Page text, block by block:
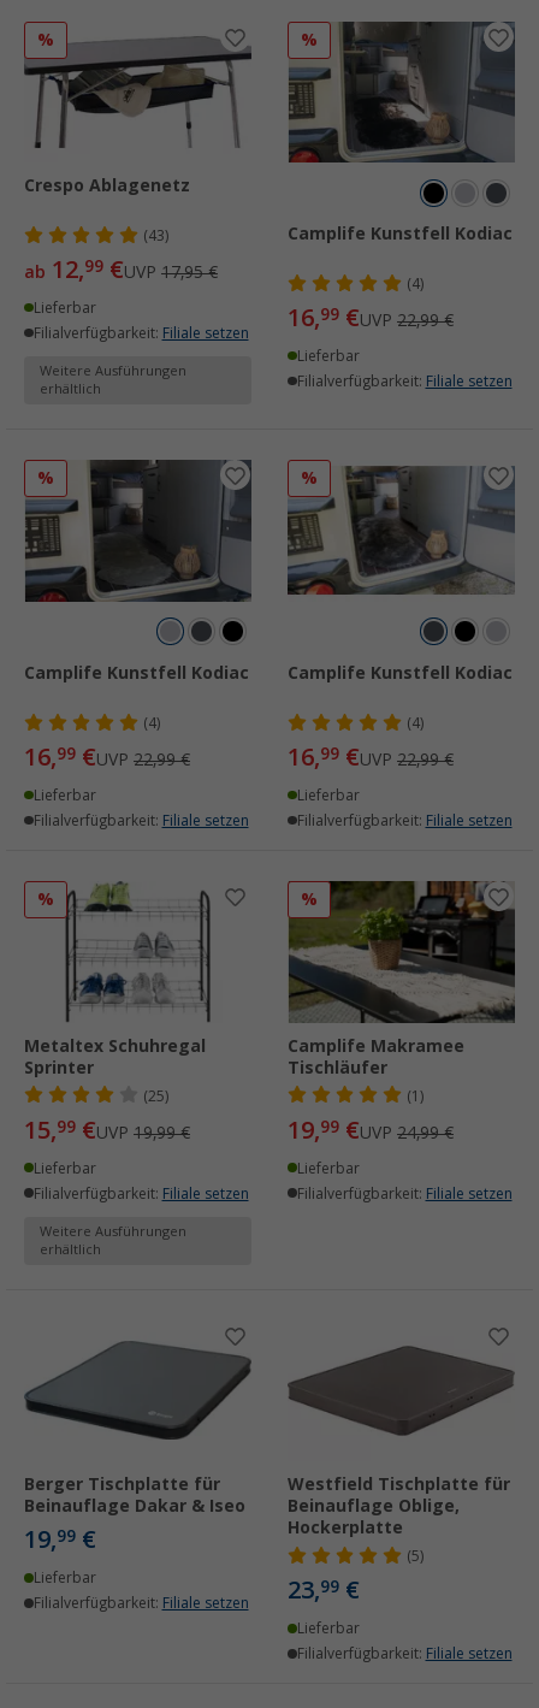
%
Crespo Ablagenetz
(43)
ab 12,99 €UVP 17,95 €
Lieferbar
Filialverfügbarkeit: Filiale setzen
Weitere Ausführungen
erhältlich
%
Camplife Kunstfell Kodiac
(4)
16,99 €UVP 22,99 €
Lieferbar
Filialverfügbarkeit: Filiale setzen
%
Camplife Kunstfell Kodiac
(4)
16,99 €UVP 22,99 €
Lieferbar
Filialverfügbarkeit: Filiale setzen
%
Camplife Kunstfell Kodiac
(4)
16,99 €UVP 22,99 €
Lieferbar
Filialverfügbarkeit: Filiale setzen
%
Metaltex Schuhregal
Sprinter
(25)
15,99 €UVP 19,99 €
Lieferbar
Filialverfügbarkeit: Filiale setzen
Weitere Ausführungen
erhältlich
%
Camplife Makramee
Tischläufer
(1)
19,99 €UVP 24,99 €
Lieferbar
Filialverfügbarkeit: Filiale setzen
Berger Tischplatte für
Beinauflage Dakar & Iseo
19,99 €
Lieferbar
Filialverfügbarkeit: Filiale setzen
Westfield Tischplatte für
Beinauflage Oblige,
Hockerplatte
(5)
23,99 €
Lieferbar
Filialverfügbarkeit: Filiale setzen